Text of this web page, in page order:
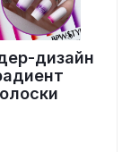
дизайн